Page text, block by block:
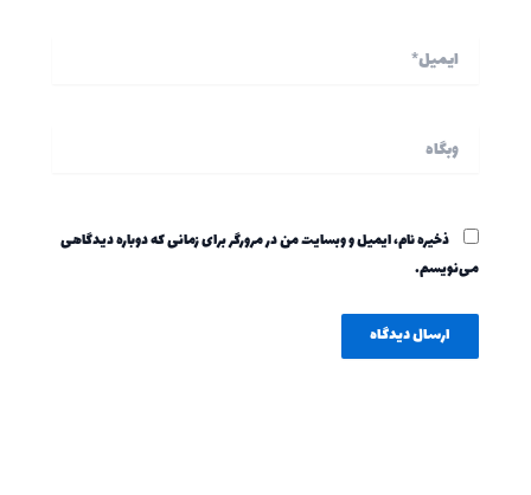
ایمیل*
ذخیره نام، ایمیل و وبسایت من در مرورگر برای زمانی که دوباره دیدگاهی
می‌نویسم.